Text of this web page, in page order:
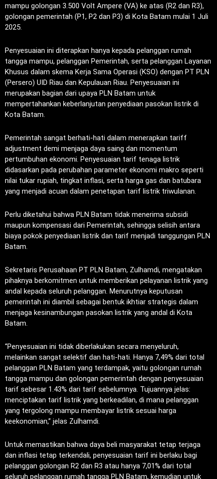
mampu golongan 3.500 Volt Ampere (VA) ke atas (R2 dan R3),
golongan pemerintah (P1, P2 dan P3) di Kota Batam mulai 1 Juli
2025.
Penyesuaian ini diterapkan hanya kepada pelanggan rumah
tangga mampu, pelanggan Pemerintah, serta pelanggan Layanan
Khusus dalam skema Kerja Sama Operasi (KSO) dengan PT PLN
(Persero) UID Riau dan Kepulauan Riau. Penyesuaian ini
merupakan bagian dari upaya PLN Batam untuk
mempertahankan keberlanjutan penyediaan pasokan listrik di
Kota Batam.
Pemerintah sangat berhati-hati dalam menerapkan tariff
adjustment demi menjaga daya saing dan momentum
pertumbuhan ekonomi. Penyesuaian tarif tenaga listrik
didasarkan pada perubahan parameter ekonomi makro seperti
nilai tukar rupiah, tingkat inflasi, serta harga gas dan batubara
yang menjadi acuan dalam penetapan tarif listrik triwulanan.
Perlu diketahui bahwa PLN Batam tidak menerima subsidi
maupun kompensasi dari Pemerintah, sehingga selisih antara
biaya pokok penyediaan listrik dan tarif menjadi tanggungan PLN
Batam.
Sekretaris Perusahaan PT PLN Batam, Zulhamdi, mengatakan
pihaknya berkomitmen untuk memberikan pelayanan listrik yang
andal kepada seluruh pelanggan. Menurutnya keputusan
pemerintah ini diambil sebagai bentuk ikhtiar strategis dalam
menjaga kesinambungan pasokan listrik yang andal di Kota
Batam.
“Penyesuaian ini tidak diberlakukan secara menyeluruh,
melainkan sangat selektif dan hati-hati. Hanya 7,49% dari total
pelanggan PLN Batam yang terdampak, yaitu golongan rumah
tangga mampu dan golongan pemerintah dengan penyesuaian
tarif sebesar 1.43% dari tarif sebelumnya. Tujuannya jelas:
menciptakan tarif listrik yang berkeadilan, di mana pelanggan
yang tergolong mampu membayar listrik sesuai harga
keekonomian,” jelas Zulhamdi.
Untuk memastikan bahwa daya beli masyarakat tetap terjaga
dan inflasi tetap terkendali, penyesuaian tarif ini berlaku bagi
pelanggan golongan R2 dan R3 atau hanya 7,01% dari total
seluruh pelanggan rumah tangga PLN Batam, kemudian untuk